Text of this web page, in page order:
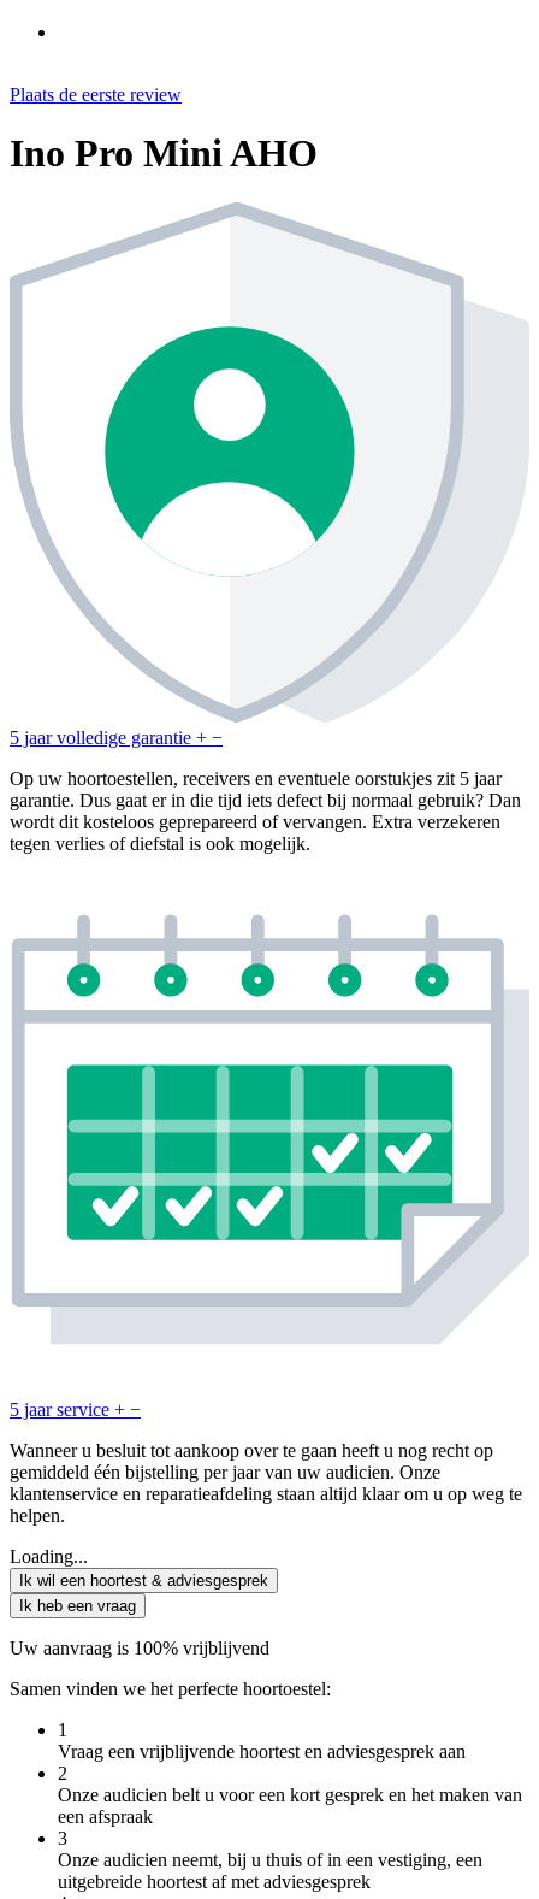
Plaats de eerste review
Ino Pro Mini AHO
5 jaar volledige garantie + −
Op uw hoortoestellen, receivers en eventuele oorstukjes zit 5 jaar
garantie. Dus gaat er in die tijd iets defect bij normaal gebruik? Dan
wordt dit kosteloos geprepareerd of vervangen. Extra verzekeren
tegen verlies of diefstal is ook mogelijk.
5 jaar service + −
Wanneer u besluit tot aankoop over te gaan heeft u nog recht op
gemiddeld één bijstelling per jaar van uw audicien. Onze
klantenservice en reparatieafdeling staan altijd klaar om u op weg te
helpen.
Loading...
Ik wil een hoortest & adviesgesprek
Ik heb een vraag
Uw aanvraag is 100% vrijblijvend
Samen vinden we het perfecte hoortoestel:
1
Vraag een vrijblijvende hoortest en adviesgesprek aan
2
Onze audicien belt u voor een kort gesprek en het maken van
een afspraak
3
Onze audicien neemt, bij u thuis of in een vestiging, een
uitgebreide hoortest af met adviesgesprek